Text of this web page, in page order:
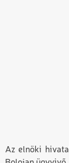
Az elnöki